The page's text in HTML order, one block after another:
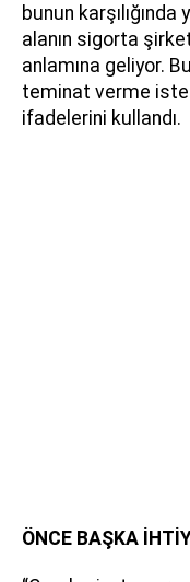
bunun
alanın sigorta
anlamına geliyor.
teminat verme
ifadelerini kullandı.
ÖNCE BAŞKA